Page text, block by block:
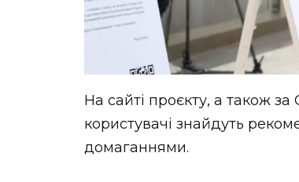
На сайті проєкту, а також
користувачі знайдуть
домаганнями.